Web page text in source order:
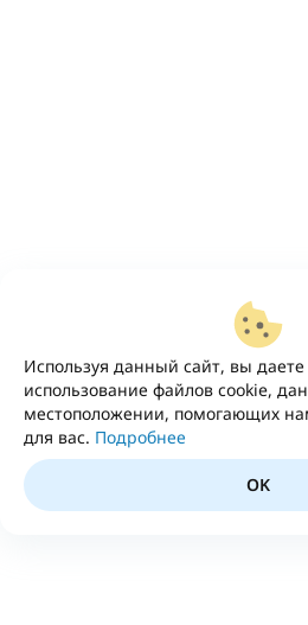
Используя данный сайт, вы даете
использование файлов cookie,
местоположении, помогающих
для вас. Подробнее
OK